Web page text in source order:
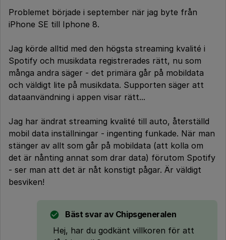
Problemet började i september när jag byte från
iPhone SE till Iphone 8.
Jag körde alltid med den högsta streaming kvalité i
Spotify och musikdata registrerades rätt, nu som
många andra säger - det primära går på mobildata
och väldigt lite på musikdata. Supporten säger att
dataanvändning i appen visar rätt...
Jag har ändrat streaming kvalité till auto, återställd
mobil data inställningar - ingenting funkade. När man
stänger av allt som går på mobildata (att kolla om
det är nånting annat som drar data) förutom Spotify
- ser man att det är nåt konstigt pågar. Är väldigt
besviken!
Bäst svar av Chipsgeneralen
Hej, har du godkänt villkoren för att